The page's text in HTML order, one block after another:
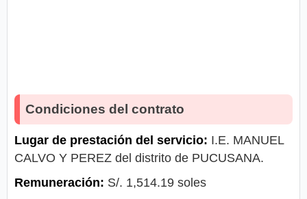
Condiciones del contrato
Lugar de prestación del servicio: I.E. MANUEL
CALVO Y PEREZ del distrito de PUCUSANA.
Remuneración: S/. 1,514.19 soles